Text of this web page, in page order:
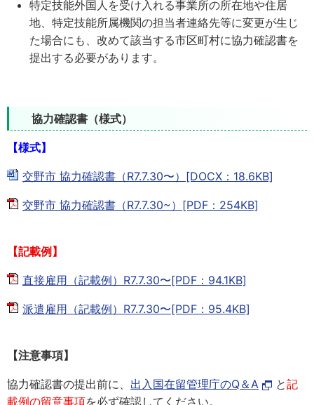
特定技能外国人を受け入れる事業所の所在地や住居
地、特定技能所属機関の担当者連絡先等に変更が生じ
た場合にも、改めて該当する市区町村に協力確認書を
提出する必要があります。
協力確認書（様式）
【様式】
交野市 協力確認書（R7.7.30〜）[DOCX：18.6KB]
交野市 協力確認書（R7.7.30~）[PDF：254KB]
【記載例】
直接雇用（記載例）R7.7.30〜[PDF：94.1KB]
派遣雇用（記載例）R7.7.30〜[PDF：95.4KB]
【注意事項】
協力確認書の提出前に、 出入国在留管理庁のQ＆A と記
載例の留意事項を必ず確認してください。